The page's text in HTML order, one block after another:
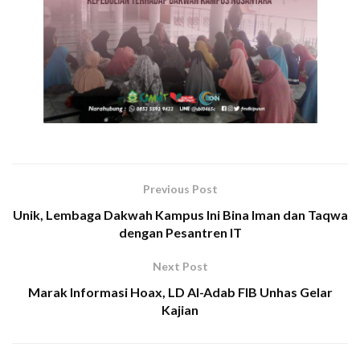
Previous Post
Unik, Lembaga Dakwah Kampus Ini Bina Iman dan Taqwa
dengan Pesantren IT
Next Post
Marak Informasi Hoax, LD Al-Adab FIB Unhas Gelar
Kajian